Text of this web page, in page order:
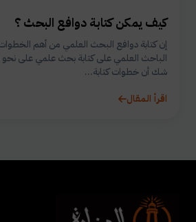
كيف يمكن كتابة دوافع البحث ؟
إن كتابة دوافع البحث العلمي من أهم
الباحث العلمي على كتابة بحث علمي على
شك أن خطوات كتابة...
اقرأ المقال